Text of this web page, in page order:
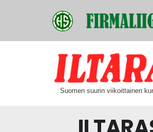
Suomen suurin viikoittainen